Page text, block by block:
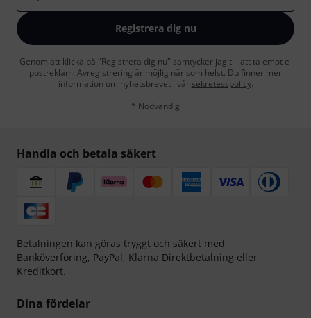
Registrera dig nu
Genom att klicka på "Registrera dig nu" samtycker jag till att ta emot e-
postreklam. Avregistrering är möjlig när som helst. Du finner mer
information om nyhetsbrevet i vår sekretesspolicy.
* Nödvändig
Handla och betala säkert
Betalningen kan göras tryggt och säkert med
Banköverföring, PayPal, Klarna Direktbetalning eller
Kreditkort.
Dina fördelar